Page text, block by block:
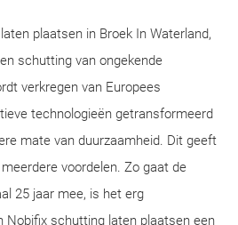
laten plaatsen in Broek In Waterland,
schutting van ongekende
verkregen van Europees
technologieën getransformeerd
mate van duurzaamheid. Dit geeft
voordelen. Zo gaat de
25 jaar mee, is het erg
Nobifix schutting laten plaatsen een